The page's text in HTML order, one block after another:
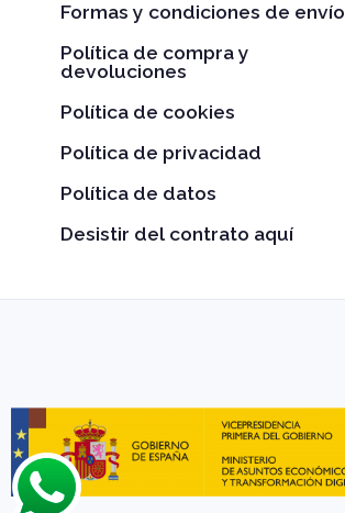
Formas y condiciones de envío
Política de compra y
devoluciones
Política de cookies
Política de privacidad
Política de datos
Desistir del contrato aquí